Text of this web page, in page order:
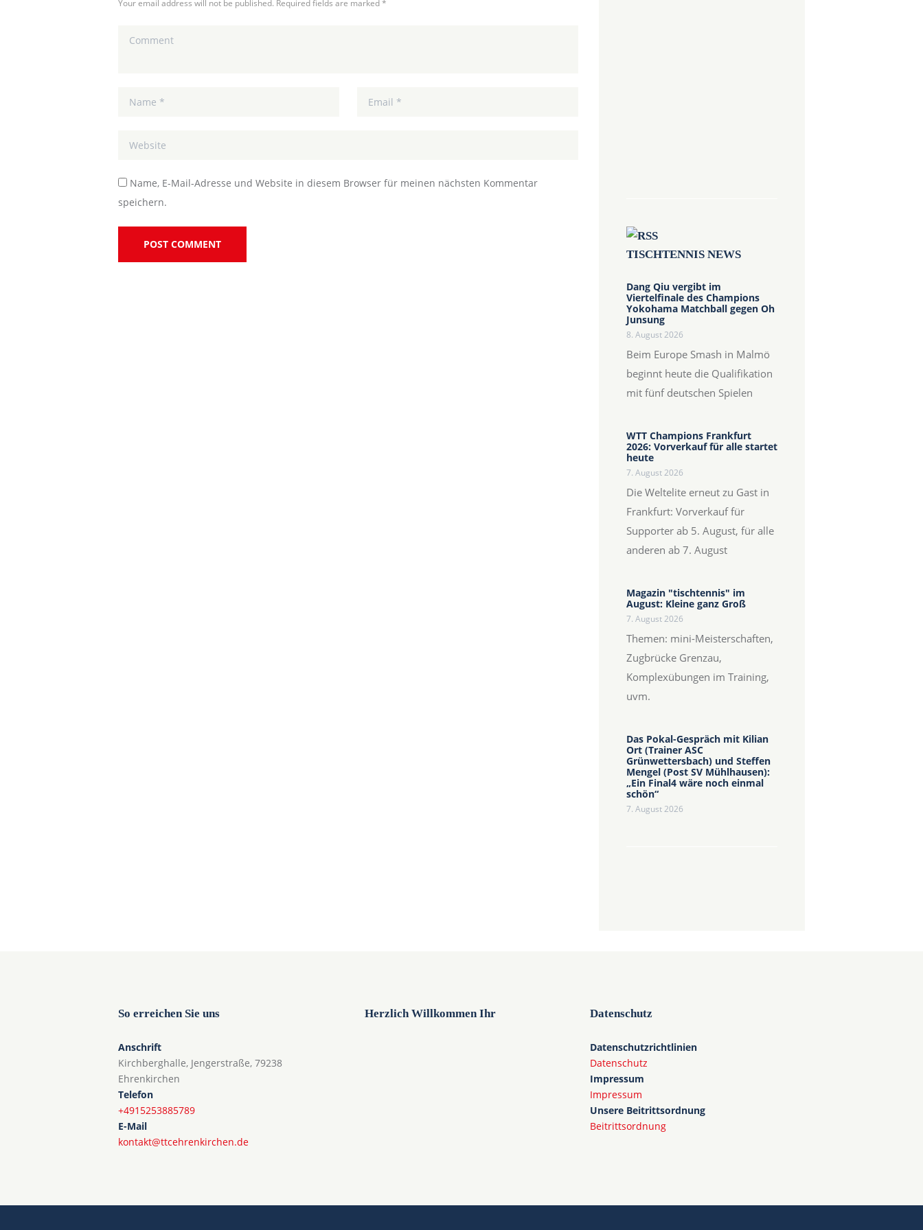
Your email address will not be published. Required fields are marked *
Name, E-Mail-Adresse und Website in diesem Browser für meinen nächsten Kommentar
speichern.
TISCHTENNIS NEWS
Dang Qiu vergibt im
Viertelfinale des Champions
Yokohama Matchball gegen Oh
Junsung
8. August 2026
Beim Europe Smash in Malmö
beginnt heute die Qualifikation
mit fünf deutschen Spielen
WTT Champions Frankfurt
2026: Vorverkauf für alle startet
heute
7. August 2026
Die Weltelite erneut zu Gast in
Frankfurt: Vorverkauf für
Supporter ab 5. August, für alle
anderen ab 7. August
Magazin "tischtennis" im
August: Kleine ganz Groß
7. August 2026
Themen: mini-Meisterschaften,
Zugbrücke Grenzau,
Komplexübungen im Training,
uvm.
Das Pokal-Gespräch mit Kilian
Ort (Trainer ASC
Grünwettersbach) und Steffen
Mengel (Post SV Mühlhausen):
„Ein Final4 wäre noch einmal
schön“
7. August 2026
So erreichen Sie uns
Anschrift
Kirchberghalle, Jengerstraße, 79238
Ehrenkirchen
Telefon
+4915253885789
E-Mail
kontakt@ttcehrenkirchen.de
Herzlich Willkommen Ihr Datenschutz
Datenschutzrichtlinien
Datenschutz
Impressum
Impressum
Unsere Beitrittsordnung
Beitrittsordnung